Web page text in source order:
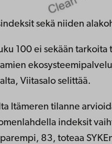
sekä niiden
100 ei sekään tarkoita
Viitasalo selittää.
Itämeren tilanne
indeksit
83, toteaa